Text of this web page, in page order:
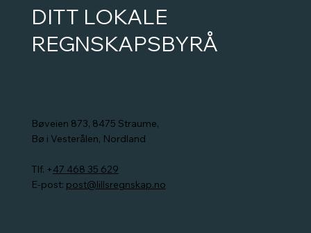
DITT LOKALE
REGNSKAPSBYRÅ
Bøveien 873, 8475 Straume,
Bø i Vesterålen, Nordland
Tlf. +47 468 35 629
E-post: post@lillsregnskap.no